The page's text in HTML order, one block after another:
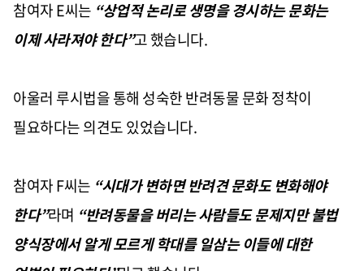
참여자E씨는 “상업적 논리로 생명을 경시하는 문화는
이제 사라져야 한다”고 했습니다.
아울러 루시법을 통해 성숙한 반려동물 문화 정착이
필요하다는 의견도 있었습니다.
참여자F씨는 “시대가 변하면 반려견 문화도 변화해야
한다”라며 “반려동물을 버리는 사람들도 문제지만 불법
양식장에서 알게 모르게 학대를 일삼는 이들에 대한